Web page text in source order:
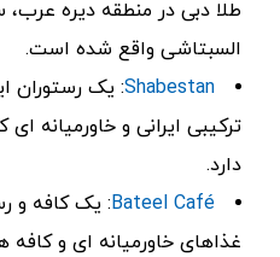
طلا دبی در منطقه دیره عرب،
السبتاشی واقع شده است.
Shabestan: یک رستوران
ترکیبی ایرانی و خاورمیانه
دارد.
Bateel Café: یک کافه و
غذاهای خاورمیانه ‌ای و